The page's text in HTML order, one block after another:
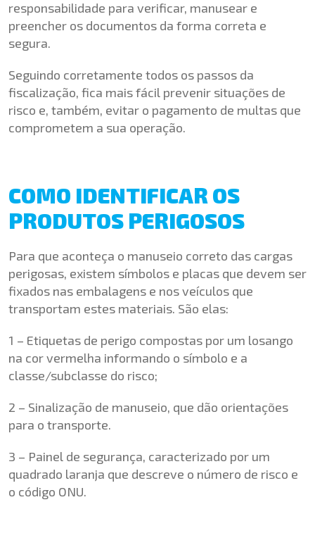
responsabilidade para verificar, manusear e
preencher os documentos da forma correta e
segura.
Seguindo corretamente todos os passos da
fiscalização, fica mais fácil prevenir situações de
risco e, também, evitar o pagamento de multas que
comprometem a sua operação.
COMO IDENTIFICAR OS
PRODUTOS PERIGOSOS
Para que aconteça o manuseio correto das cargas
perigosas, existem símbolos e placas que devem ser
fixados nas embalagens e nos veículos que
transportam estes materiais. São elas:
1 – Etiquetas de perigo compostas por um losango
na cor vermelha informando o símbolo e a
classe/subclasse do risco;
2 – Sinalização de manuseio, que dão orientações
para o transporte.
3 – Painel de segurança, caracterizado por um
quadrado laranja que descreve o número de risco e
o código ONU.